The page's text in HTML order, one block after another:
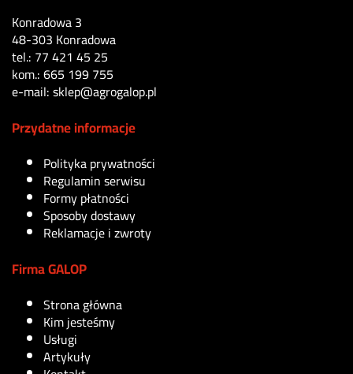
Konradowa 3
48-303 Konradowa
tel.: 77 421 45 25
kom.: 665 199 755
e-mail: sklep@agrogalop.pl
Przydatne informacje
Polityka prywatności
Regulamin serwisu
Formy płatności
Sposoby dostawy
Reklamacje i zwroty
Firma GALOP
Strona główna
Kim jesteśmy
Usługi
Artykuły